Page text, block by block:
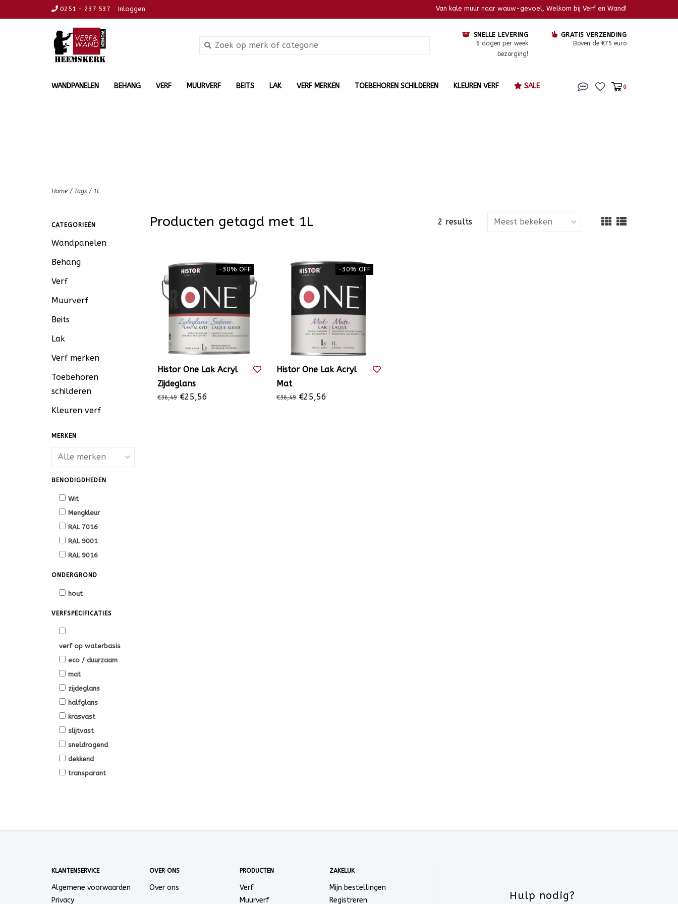
0251 - 237 537 Inloggen Van kale muur naar wauw-gevoel, Welkom bij Verf en Wand!
SNELLE LEVERING
6 dagen per week
bezorging!
GRATIS VERZENDING
Boven de €75 euro
WANDPANELEN BEHANG VERF MUURVERF BEITS LAK VERF MERKEN TOEBEHOREN SCHILDEREN KLEUREN VERF SALE 0
Home / Tags / 1L
CATEGORIEËN
Wandpanelen
Behang
Verf
Muurverf
Beits
Lak
Verf merken
Toebehoren
schilderen
Kleuren verf
MERKEN
BENODIGDHEDEN
Wit
Mengkleur
RAL 7016
RAL 9001
RAL 9016
ONDERGROND
hout
VERFSPECIFICATIES
verf op waterbasis
eco / duurzaam
mat
zijdeglans
halfglans
krasvast
slijtvast
sneldrogend
dekkend
transparant
Producten getagd met 1L 2 results
-30% OFF
Histor One Lak Acryl
Zijdeglans
€36,49 €25,56
-30% OFF
Histor One Lak Acryl
Mat
€36,49€25,56
KLANTENSERVICE
Algemene voorwaarden
Privacy
OVER ONS
Over ons
PRODUCTEN
Verf
Muurverf
ZAKELIJK
Mijn bestellingen
Registreren
Hulp nodig?